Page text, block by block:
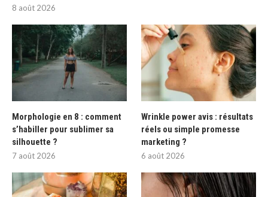
8 août 2026
Morphologie en 8 : comment
s’habiller pour sublimer sa
silhouette ?
7 août 2026
Wrinkle power avis : résultats
réels ou simple promesse
marketing ?
6 août 2026